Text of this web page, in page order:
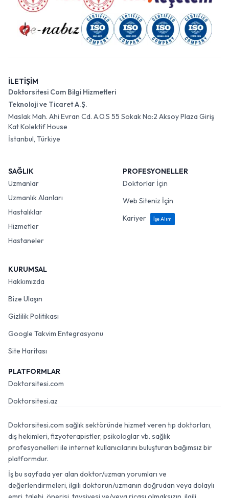
İLETİŞİM
Doktorsitesi Com Bilgi Hizmetleri
Teknoloji ve Ticaret A.Ş.
Maslak Mah. Ahi Evran Cd. A.O.S 55 Sokak No:2 Aksoy Plaza Giriş
Kat Kolektif House
İstanbul, Türkiye
SAĞLIK
Uzmanlar
Uzmanlık Alanları
Hastalıklar
Hizmetler
Hastaneler
PROFESYONELLER
Doktorlar İçin
Web Siteniz İçin
Kariyer
İşe Alım
KURUMSAL
Hakkımızda
Bize Ulaşın
Gizlilik Politikası
Google Takvim Entegrasyonu
Site Haritası
PLATFORMLAR
Doktorsitesi.com
Doktorsitesi.az
Doktorsitesi.com sağlık sektöründe hizmet veren tıp doktorları,
diş hekimleri, fizyoterapistler, psikologlar vb. sağlık
profesyonelleri ile internet kullanıcılarını buluşturan bağımsız bir
platformdur.
İş bu sayfada yer alan doktor/uzman yorumları ve
değerlendirmeleri, ilgili doktorun/uzmanın doğrudan veya dolaylı